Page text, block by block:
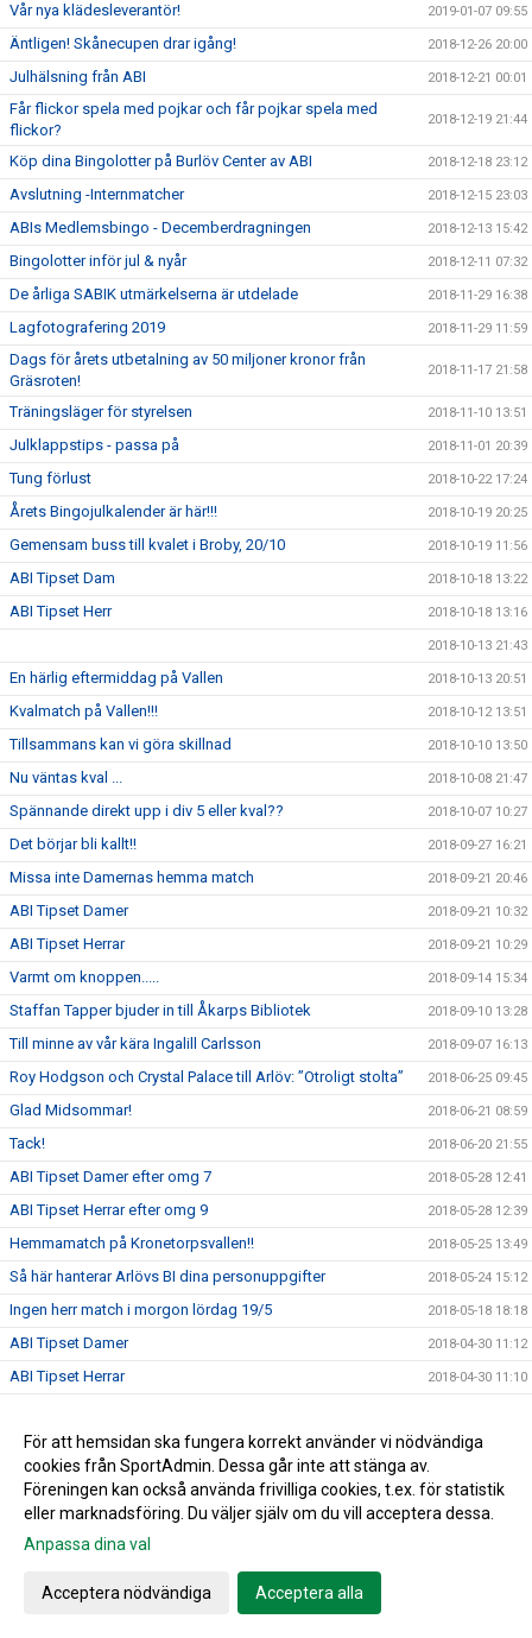
Vår nya klädesleverantör! 2019-01-07 09:55
Äntligen! Skånecupen drar igång! 2018-12-26 20:00
Julhälsning från ABI 2018-12-21 00:01
Får flickor spela med pojkar och får pojkar spela med
flickor?
2018-12-19 21:44
Köp dina Bingolotter på Burlöv Center av ABI 2018-12-18 23:12
Avslutning -Internmatcher 2018-12-15 23:03
ABIs Medlemsbingo - Decemberdragningen 2018-12-13 15:42
Bingolotter inför jul & nyår 2018-12-11 07:32
De årliga SABIK utmärkelserna är utdelade 2018-11-29 16:38
Lagfotografering 2019 2018-11-29 11:59
Dags för årets utbetalning av 50 miljoner kronor från
Gräsroten!
2018-11-17 21:58
Träningsläger för styrelsen 2018-11-10 13:51
Julklappstips - passa på 2018-11-01 20:39
Tung förlust 2018-10-22 17:24
Årets Bingojulkalender är här!!! 2018-10-19 20:25
Gemensam buss till kvalet i Broby, 20/10 2018-10-19 11:56
ABI Tipset Dam 2018-10-18 13:22
ABI Tipset Herr 2018-10-18 13:16
2018-10-13 21:43
En härlig eftermiddag på Vallen 2018-10-13 20:51
Kvalmatch på Vallen!!! 2018-10-12 13:51
Tillsammans kan vi göra skillnad 2018-10-10 13:50
Nu väntas kval ... 2018-10-08 21:47
Spännande direkt upp i div 5 eller kval?? 2018-10-07 10:27
Det börjar bli kallt!! 2018-09-27 16:21
Missa inte Damernas hemma match 2018-09-21 20:46
ABI Tipset Damer 2018-09-21 10:32
ABI Tipset Herrar 2018-09-21 10:29
Varmt om knoppen..... 2018-09-14 15:34
Staffan Tapper bjuder in till Åkarps Bibliotek 2018-09-10 13:28
Till minne av vår kära Ingalill Carlsson 2018-09-07 16:13
Roy Hodgson och Crystal Palace till Arlöv: ”Otroligt stolta” 2018-06-25 09:45
Glad Midsommar! 2018-06-21 08:59
Tack! 2018-06-20 21:55
ABI Tipset Damer efter omg 7 2018-05-28 12:41
ABI Tipset Herrar efter omg 9 2018-05-28 12:39
Hemmamatch på Kronetorpsvallen!! 2018-05-25 13:49
Så här hanterar Arlövs BI dina personuppgifter 2018-05-24 15:12
Ingen herr match i morgon lördag 19/5 2018-05-18 18:18
ABI Tipset Damer 2018-04-30 11:12
ABI Tipset Herrar 2018-04-30 11:10
Hemma premiär för vårt Damlag!!! 2018-04-20 09:46
Missa inte årets ABI cup den 30 juni 2018-04-17 10:52
Skånes Idrottsledare Stipendier-2018 2018-04-16 11:32
Passa på att förnya garderob samt hemmet....
Jim Ringgenberg – ABI:s nytillsatta ungdomskoordinator.
För att hemsidan ska fungera korrekt använder vi nödvändiga
cookies från SportAdmin. Dessa går inte att stänga av.
Föreningen kan också använda frivilliga cookies, t.ex. för statistik
eller marknadsföring. Du väljer själv om du vill acceptera dessa.
Anpassa dina val
Acceptera nödvändiga Acceptera alla